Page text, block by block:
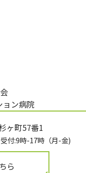
ョン病院
ヶ町57番1
受付:9時-17時（月-金)
ら